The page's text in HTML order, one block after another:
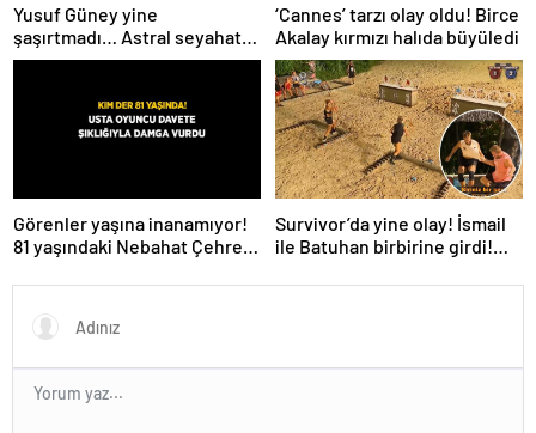
Yusuf Güney yine
şaşırtmadı… Astral seyahat
ve uzaylılardan sonra şimdi
‘Cannes’ tarzı olay oldu! Birce
Akalay kırmızı halıda büyüledi
Görenler yaşına inanamıyor!
81 yaşındaki Nebahat Çehre
Survivor’da yine olay! İsmail
ile Batuhan birbirine girdi!